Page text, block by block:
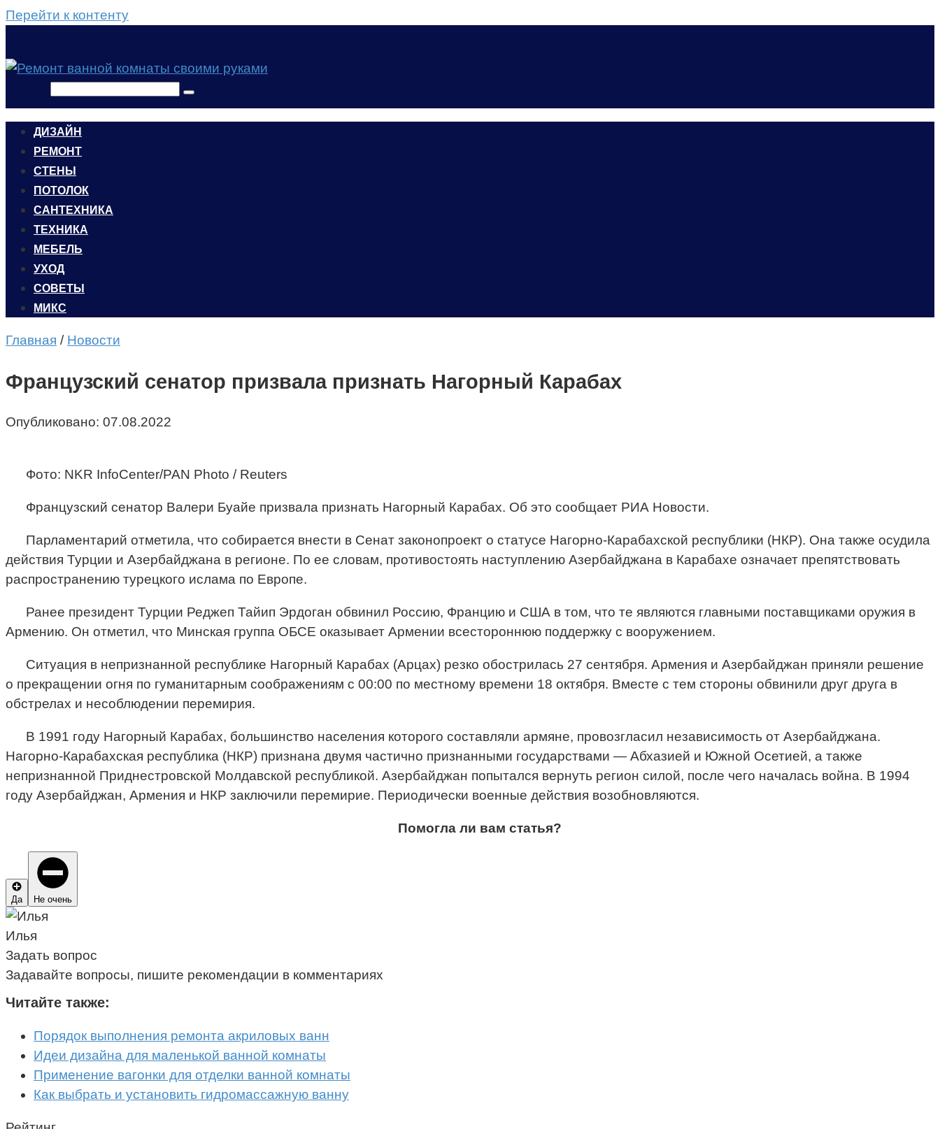
Перейти к контенту
ДИЗАЙН
РЕМОНТ
СТЕНЫ
ПОТОЛОК
САНТЕХНИКА
ТЕХНИКА
МЕБЕЛЬ
УХОД
CОВЕТЫ
МИКС
Главная / Новости
Французский сенатор призвала признать Нагорный Карабах
Опубликовано: 07.08.2022
Фото: NKR InfoCenter/PAN Photo / Reuters
Французский сенатор Валери Буайе призвала признать Нагорный Карабах. Об это сообщает РИА Новости.
Парламентарий отметила, что собирается внести в Сенат законопроект о статусе Нагорно-Карабахской республики (НКР). Она также осудила
действия Турции и Азербайджана в регионе. По ее словам, противостоять наступлению Азербайджана в Карабахе означает препятствовать
распространению турецкого ислама по Европе.
Ранее президент Турции Реджеп Тайип Эрдоган обвинил Россию, Францию и США в том, что те являются главными поставщиками оружия в
Армению. Он отметил, что Минская группа ОБСЕ оказывает Армении всестороннюю поддержку с вооружением.
Ситуация в непризнанной республике Нагорный Карабах (Арцах) резко обострилась 27 сентября. Армения и Азербайджан приняли решение
о прекращении огня по гуманитарным соображениям c 00:00 по местному времени 18 октября. Вместе с тем стороны обвинили друг друга в
обстрелах и несоблюдении перемирия.
В 1991 году Нагорный Карабах, большинство населения которого составляли армяне, провозгласил независимость от Азербайджана.
Нагорно-Карабахская республика (НКР) признана двумя частично признанными государствами — Абхазией и Южной Осетией, а также
непризнанной Приднестровской Молдавской республикой. Азербайджан попытался вернуть регион силой, после чего началась война. В 1994
году Азербайджан, Армения и НКР заключили перемирие. Периодически военные действия возобновляются.
Помогла ли вам статья?
Да Не очень
Илья
Задать вопрос
Задавайте вопросы, пишите рекомендации в комментариях
Читайте также:
Порядок выполнения ремонта акриловых ванн
Идеи дизайна для маленькой ванной комнаты
Применение вагонки для отделки ванной комнаты
Как выбрать и установить гидромассажную ванну